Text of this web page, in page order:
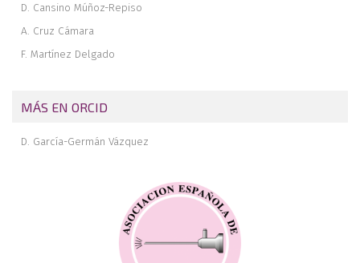
D. Cansino Múñoz-Repiso
A. Cruz Cámara
F. Martínez Delgado
MÁS EN ORCID
D. García-Germán Vázquez